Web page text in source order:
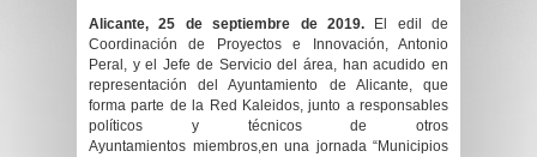
Alicante, 25 de septiembre de 2019.El edil de
Coordinación de Proyectos e Innovación, Antonio
Peral, y el Jefe de Servicio del área, han acudido en
representación del Ayuntamiento de Alicante, que
forma parte de la Red Kaleidos, junto a responsables
políticos y técnicos de otros
Ayuntamientos miembros,en una jornada “Municipios